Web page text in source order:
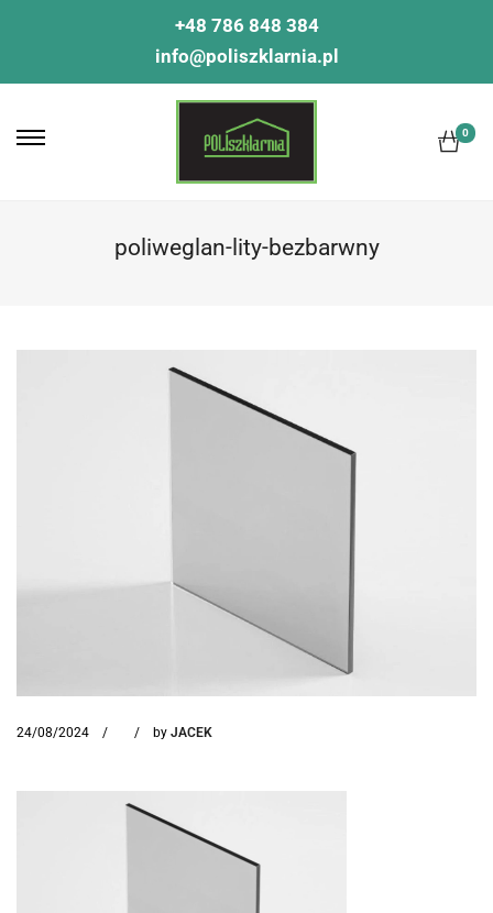
+48 786 848 384
info@poliszklarnia.pl
0
poliweglan-lity-bezbarwny
24/08/2024 by JACEK